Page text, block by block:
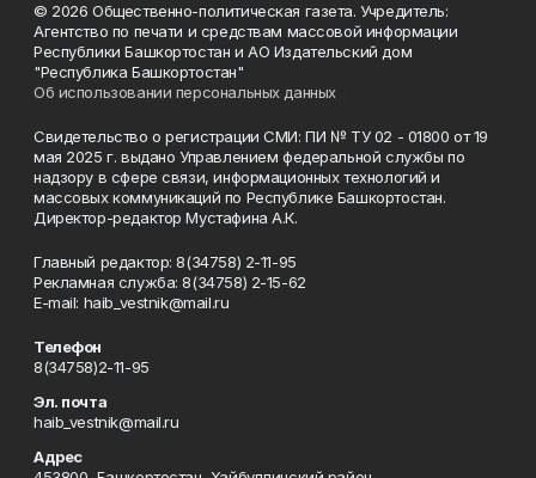
© 2026 Общественно-политическая газета. Учредитель:
Агентство по печати и средствам массовой информации
Республики Башкортостан и АО Издательский дом
"Республика Башкортостан"
Об использовании персональных данных
Свидетельство о регистрации СМИ: ПИ № ТУ 02 - 01800 от 19
мая 2025 г. выдано Управлением федеральной службы по
надзору в сфере связи, информационных технологий и
массовых коммуникаций по Республике Башкортостан.
Директор-редактор Мустафина А.К.
Главный редактор: 8(34758) 2-11-95
Рекламная служба: 8(34758) 2-15-62
Е-mаil: haib_vestnik@mail.ru
Телефон
8(34758)2-11-95
Эл. почта
haib_vestnik@mail.ru
Адрес